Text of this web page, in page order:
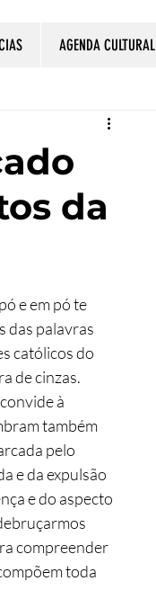
AGENDA CULTURAL
da
e em pó te
das palavras
católicos do
de cinzas.
à
também
pelo
e da expulsão
e do aspecto
compreender
toda